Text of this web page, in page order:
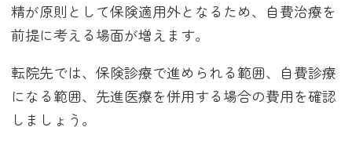
精が原則として保険適用外となるため、自費治療を
前提に考える場面が増えます。
転院先では、保険診療で進められる範囲、自費診療
になる範囲、先進医療を併用する場合の費用を確認
しましょう。